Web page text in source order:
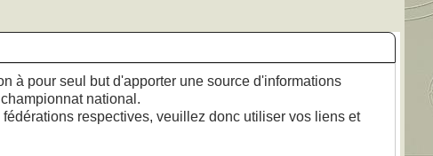
à pour seul but d'apporter une source d'informations
national.
respectives, veuillez donc utiliser vos liens et